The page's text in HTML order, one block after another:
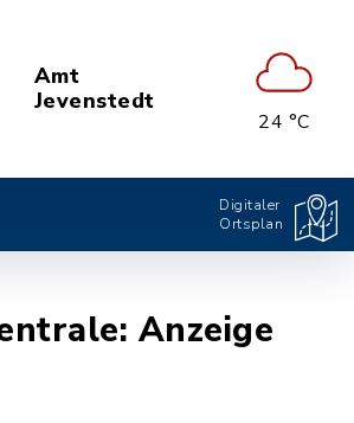
Amt
Jevenstedt
24 °C
Digitaler
Ortsplan
Anzeige